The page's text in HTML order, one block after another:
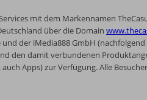
mit dem Markennamen
über die Domain
der iMedia888 GmbH (nachfolgend
den damit verbundenen
Apps) zur Verfügung. Alle